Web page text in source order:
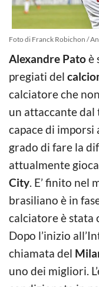
Foto di Franck Robichon /
Alexandre Patoè
pregiati del
calciatore che
un attaccante dal
capace di imporsi
grado di fare la
attualmente
City. E’ finito nel
brasiliano è in
calciatore è stata
Dopo l’inizio
chiamata del
uno dei migliori.